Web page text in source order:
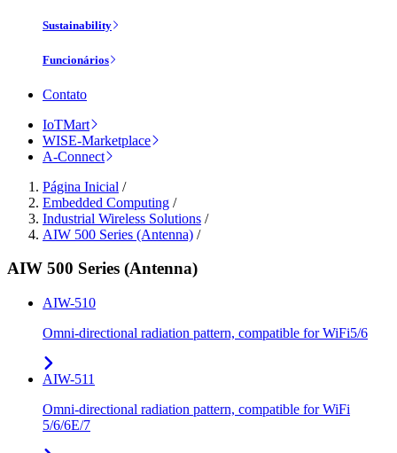
Sustainability
Funcionários
Contato
IoTMart
WISE-Marketplace
A-Connect
Página Inicial /
Embedded Computing /
Industrial Wireless Solutions /
AIW 500 Series (Antenna) /
AIW 500 Series (Antenna)
AIW-510
Omni-directional radiation pattern, compatible for WiFi5/6
AIW-511
Omni-directional radiation pattern, compatible for WiFi
5/6/6E/7